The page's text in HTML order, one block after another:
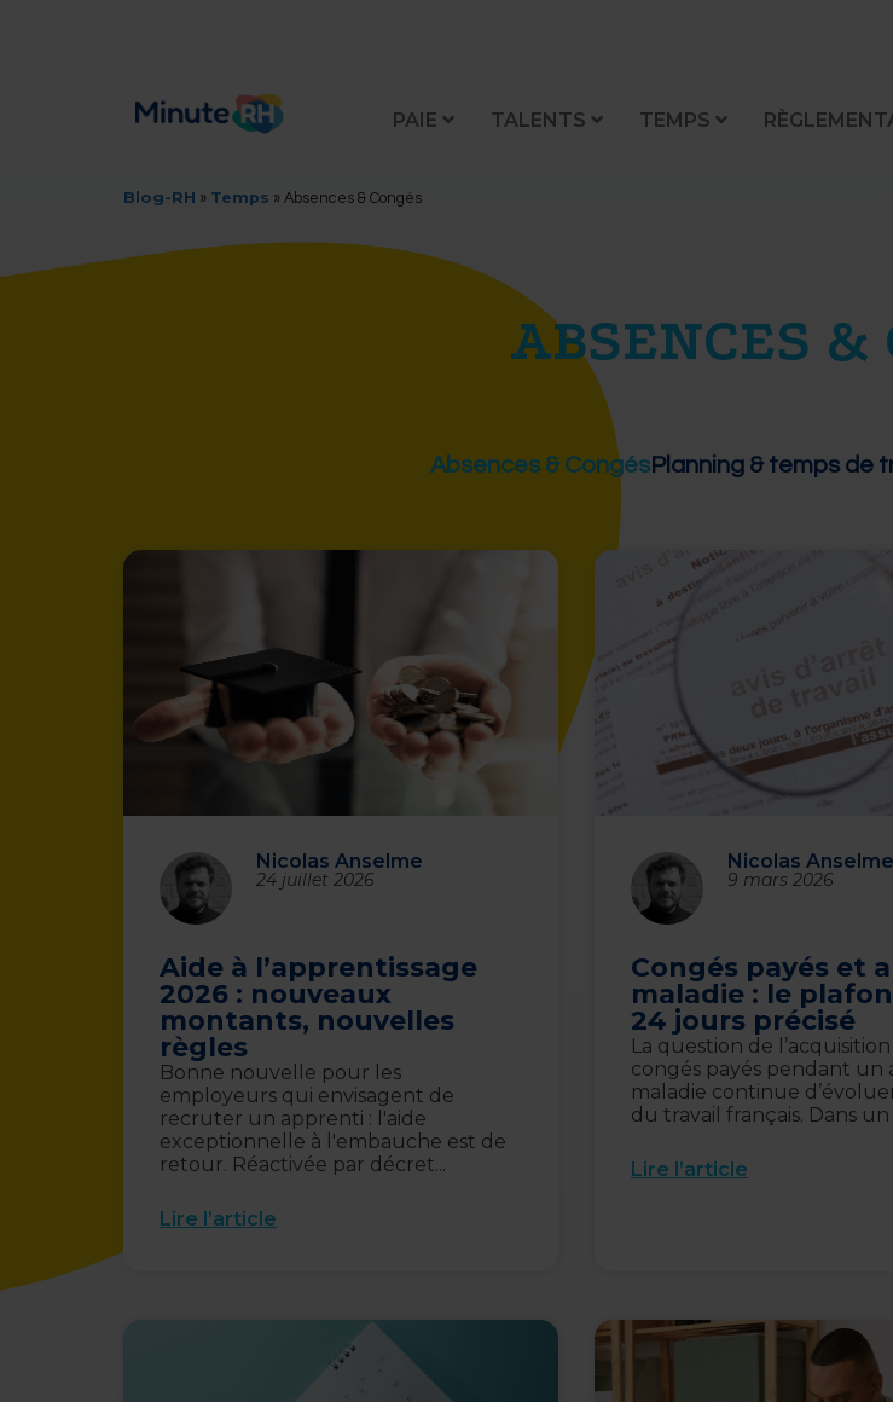
PAIE TALENTS TEMPS
Blog-RH » Temps » Absences & Congés
ABSENCES &
Absences & Congés Planning & temps de
Nicolas Anselme
24 juillet 2026
Aide à l’apprentissage
2026 : nouveaux
montants, nouvelles
règles
Bonne nouvelle pour les
employeurs qui envisagent de
recruter un apprenti : l'aide
exceptionnelle à l'embauche est de
retour. Réactivée par décret...
Lire l’article
Nicolas Anselme
9 mars 2026
Congés payés et
maladie : le
24 jours précisé
La question de
congés payés pendant un
maladie continue
du travail français. Dans
Lire l’article